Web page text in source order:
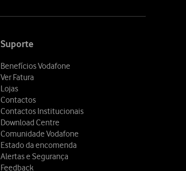
Suporte
Benefícios Vodafone
Ver Fatura
Lojas
Contactos
Contactos Institucionais
Download Centre
Comunidade Vodafone
Estado da encomenda
Alertas e Segurança
Feedback